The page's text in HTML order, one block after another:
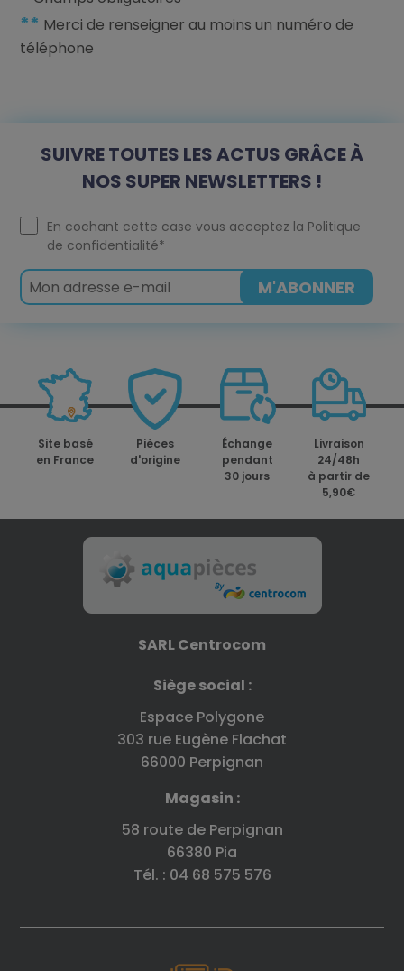
** Merci de renseigner au moins un numéro de
téléphone
SUIVRE TOUTES LES ACTUS GRÂCE À
NOS SUPER NEWSLETTERS !
En cochant cette case vous acceptez la Politique
de confidentialité*
Site basé
en France
Pièces
d'origine
Échange
pendant
30 jours
Livraison
24/48h
à partir de
5,90€
SARL Centrocom
Siège social :
Espace Polygone
303 rue Eugène Flachat
66000 Perpignan
Magasin :
58 route de Perpignan
66380 Pia
Tél. : 04 68 575 576